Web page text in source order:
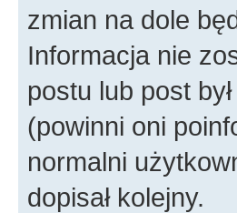
zmian na dole
Informacja nie
postu lub post
(powinni oni
normalni
dopisał kolejny.